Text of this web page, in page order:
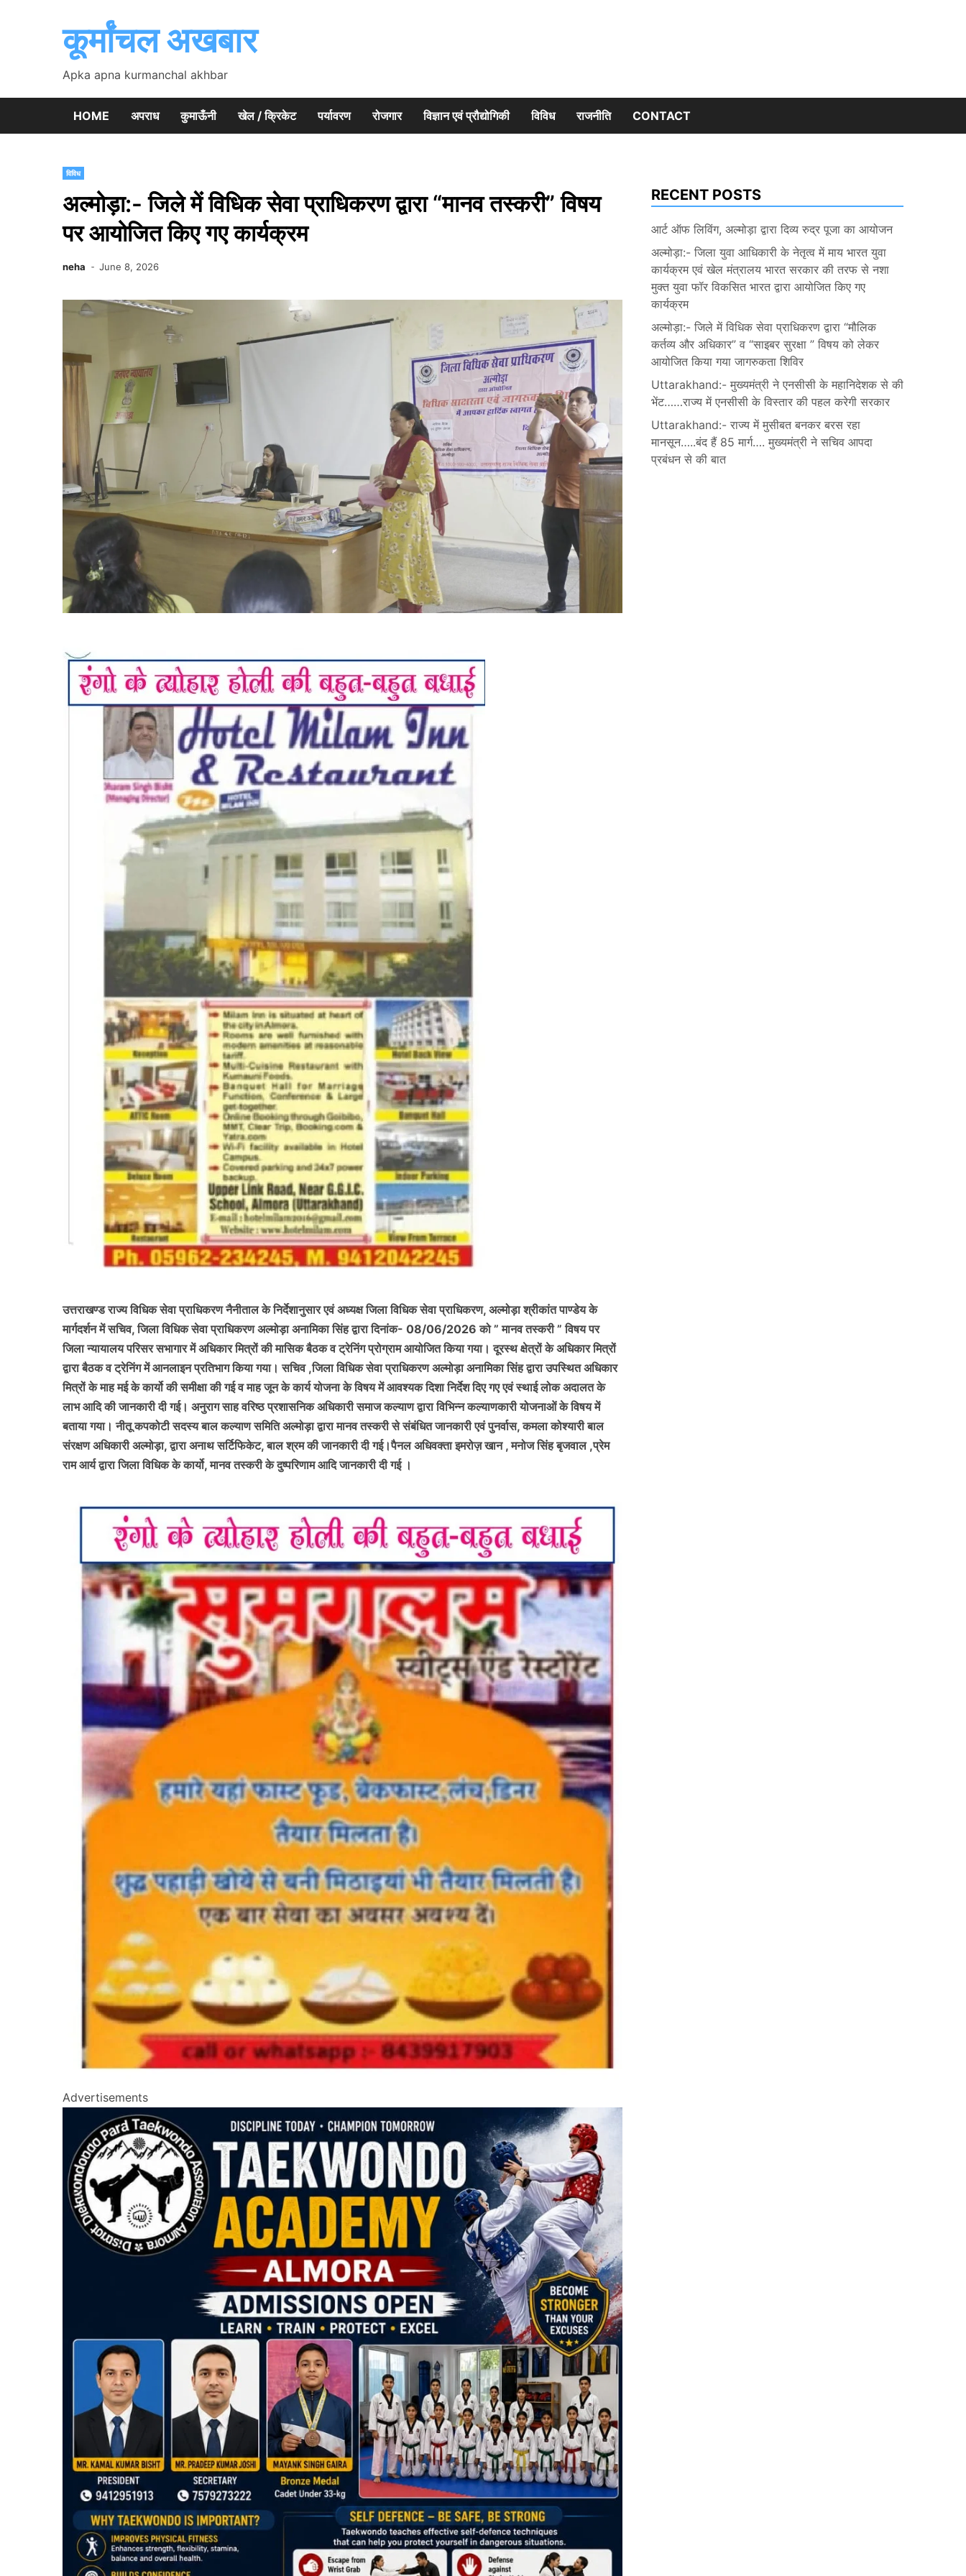
कूर्मांचल अखबार
Apka apna kurmanchal akhbar
HOME अपराध कुमाऊँनी खेल / क्रिकेट पर्यावरण रोजगार विज्ञान एवं प्रौद्योगिकी विविध राजनीति CONTACT
विविध
अल्मोड़ा:- जिले में विधिक सेवा प्राधिकरण द्वारा “मानव तस्करी” विषय
पर आयोजित किए गए कार्यक्रम
neha June 8, 2026
उत्तराखण्ड राज्य विधिक सेवा प्राधिकरण नैनीताल के निर्देशानुसार एवं अध्यक्ष जिला विधिक सेवा प्राधिकरण, अल्मोड़ा श्रीकांत पाण्डेय के
मार्गदर्शन में सचिव, जिला विधिक सेवा प्राधिकरण अल्मोड़ा अनामिका सिंह द्वारा दिनांक- 08/06/2026 को ” मानव तस्करी ” विषय पर
जिला न्यायालय परिसर सभागार में अधिकार मित्रों की मासिक बैठक व ट्रेनिंग प्रोग्राम आयोजित किया गया। दूरस्थ क्षेत्रों के अधिकार मित्रों
द्वारा बैठक व ट्रेनिंग में आनलाइन प्रतिभाग किया गया। सचिव ,जिला विधिक सेवा प्राधिकरण अल्मोड़ा अनामिका सिंह द्वारा उपस्थित अधिकार
मित्रों के माह मई के कार्यो की समीक्षा की गई व माह जून के कार्य योजना के विषय में आवश्यक दिशा निर्देश दिए गए एवं स्थाई लोक अदालत के
लाभ आदि की जानकारी दी गई। अनुराग साह वरिष्ठ प्रशासनिक अधिकारी समाज कल्याण द्वारा विभिन्न कल्याणकारी योजनाओं के विषय में
बताया गया। नीतू कपकोटी सदस्य बाल कल्याण समिति अल्मोड़ा द्वारा मानव तस्करी से संबंधित जानकारी एवं पुनर्वास, कमला कोश्यारी बाल
संरक्षण अधिकारी अल्मोड़ा, द्वारा अनाथ सर्टिफिकेट, बाल श्रम की जानकारी दी गई।पैनल अधिवक्ता इमरोज़ खान , मनोज सिंह बृजवाल ,प्रेम
राम आर्य द्वारा जिला विधिक के कार्यो, मानव तस्करी के दुष्परिणाम आदि जानकारी दी गई ।
Advertisements
RECENT POSTS
आर्ट ऑफ लिविंग, अल्मोड़ा द्वारा दिव्य रुद्र पूजा का आयोजन
अल्मोड़ा:- जिला युवा आधिकारी के नेतृत्व में माय भारत युवा
कार्यक्रम एवं खेल मंत्रालय भारत सरकार की तरफ से नशा
मुक्त युवा फॉर विकसित भारत द्वारा आयोजित किए गए
कार्यक्रम
अल्मोड़ा:- जिले में विधिक सेवा प्राधिकरण द्वारा “मौलिक
कर्तव्य और अधिकार” व “साइबर सुरक्षा ” विषय को लेकर
आयोजित किया गया जागरुकता शिविर
Uttarakhand:- मुख्यमंत्री ने एनसीसी के महानिदेशक से की
भेंट……राज्य में एनसीसी के विस्तार की पहल करेगी सरकार
Uttarakhand:- राज्य में मुसीबत बनकर बरस रहा
मानसून…..बंद हैं 85 मार्ग…. मुख्यमंत्री ने सचिव आपदा
प्रबंधन से की बात